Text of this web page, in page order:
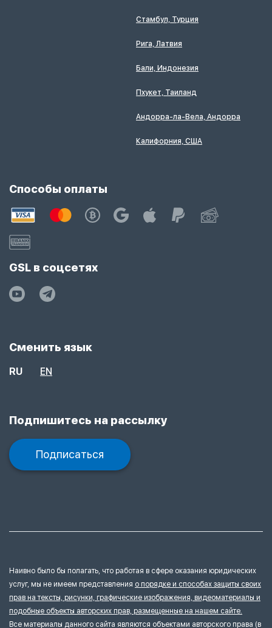
Стамбул, Турция
Рига, Латвия
Бали, Индонезия
Пхукет, Таиланд
Андорра-ла-Вела, Андорра
Калифорния, США
Способы оплаты
GSL в соцсетях
Сменить язык
RU EN
Подпишитесь на рассылку
Подписаться
Наивно было бы полагать, что работая в сфере оказания юридических
услуг, мы не имеем представления о порядке и способах защиты своих
прав на тексты, рисунки, графические изображения, видеоматериалы и
подобные объекты авторских прав, размещенные на нашем сайте.
Все материалы данного сайта являются объектами авторского права (в